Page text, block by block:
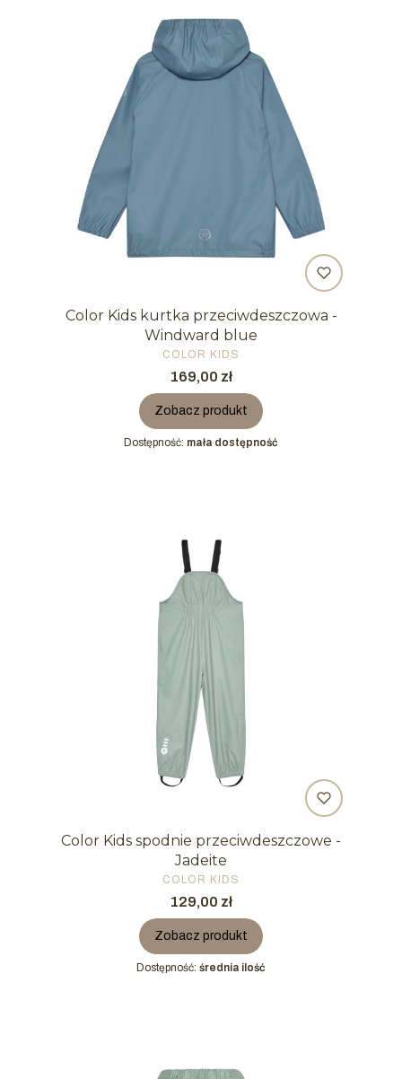
Color Kids kurtka przeciwdeszczowa -
Windward blue
PRODUCENT
COLOR KIDS
Cena
169,00 zł
Zobacz produkt
Dostępność: mała dostępność
Color Kids spodnie przeciwdeszczowe -
Jadeite
PRODUCENT
COLOR KIDS
Cena
129,00 zł
Zobacz produkt
Dostępność: średnia ilość